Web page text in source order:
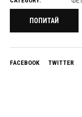
ПОПИТАЙ
FACEBOOK TWITTER